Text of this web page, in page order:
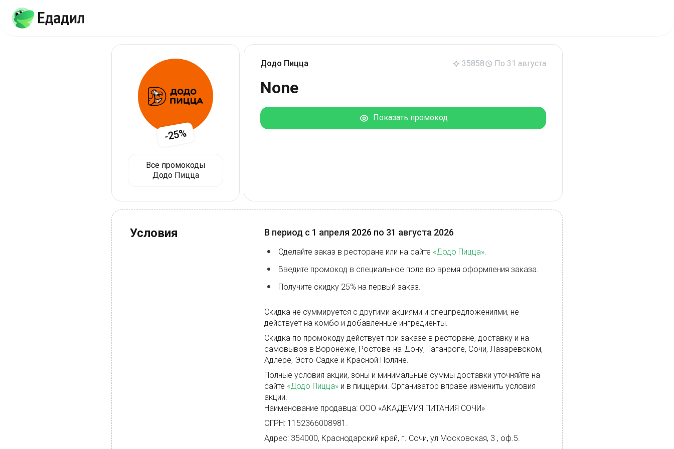
-25%
Все промокоды
Додо Пицца
Додо Пицца 35858 По 31 августа
None
Показать промокод
Условия В период с 1 апреля 2026 по 31 августа 2026
Сделайте заказ в ресторане или на сайте «Додо Пицца».
Введите промокод в специальное поле во время оформления заказа.
Получите скидку 25% на первый заказ.
Скидка не суммируется с другими акциями и спецпредложениями, не
действует на комбо и добавленные ингредиенты.
Скидка по промокоду действует при заказе в ресторане, доставку и на
самовывоз в Воронеже, Ростове-на-Дону, Таганроге, Сочи, Лазаревском,
Адлере, Эсто-Садке и Красной Поляне.
Полные условия акции, зоны и минимальные суммы доставки уточняйте на
сайте «Додо Пицца» и в пиццерии. Организатор вправе изменить условия
акции.
Наименование продавца: ООО «АКАДЕМИЯ ПИТАНИЯ СОЧИ»
ОГРН: 1152366008981.
Адрес: 354000, Краснодарский край, г. Сочи, ул Московская, 3 , оф.5.